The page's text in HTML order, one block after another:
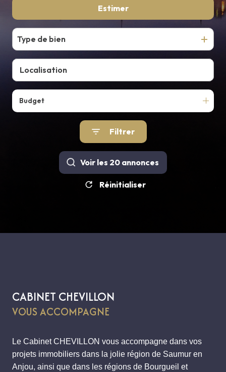
CONTACT
Estimer
Type de bien
Budget
Filtrer
Voir les 20 annonces
Réinitialiser
CABINET CHEVILLON
VOUS ACCOMPAGNE
Le Cabinet CHEVILLON vous accompagne dans vos
projets immobiliers dans la jolie région de Saumur en
Anjou, ainsi que dans les régions de Bourgueil et